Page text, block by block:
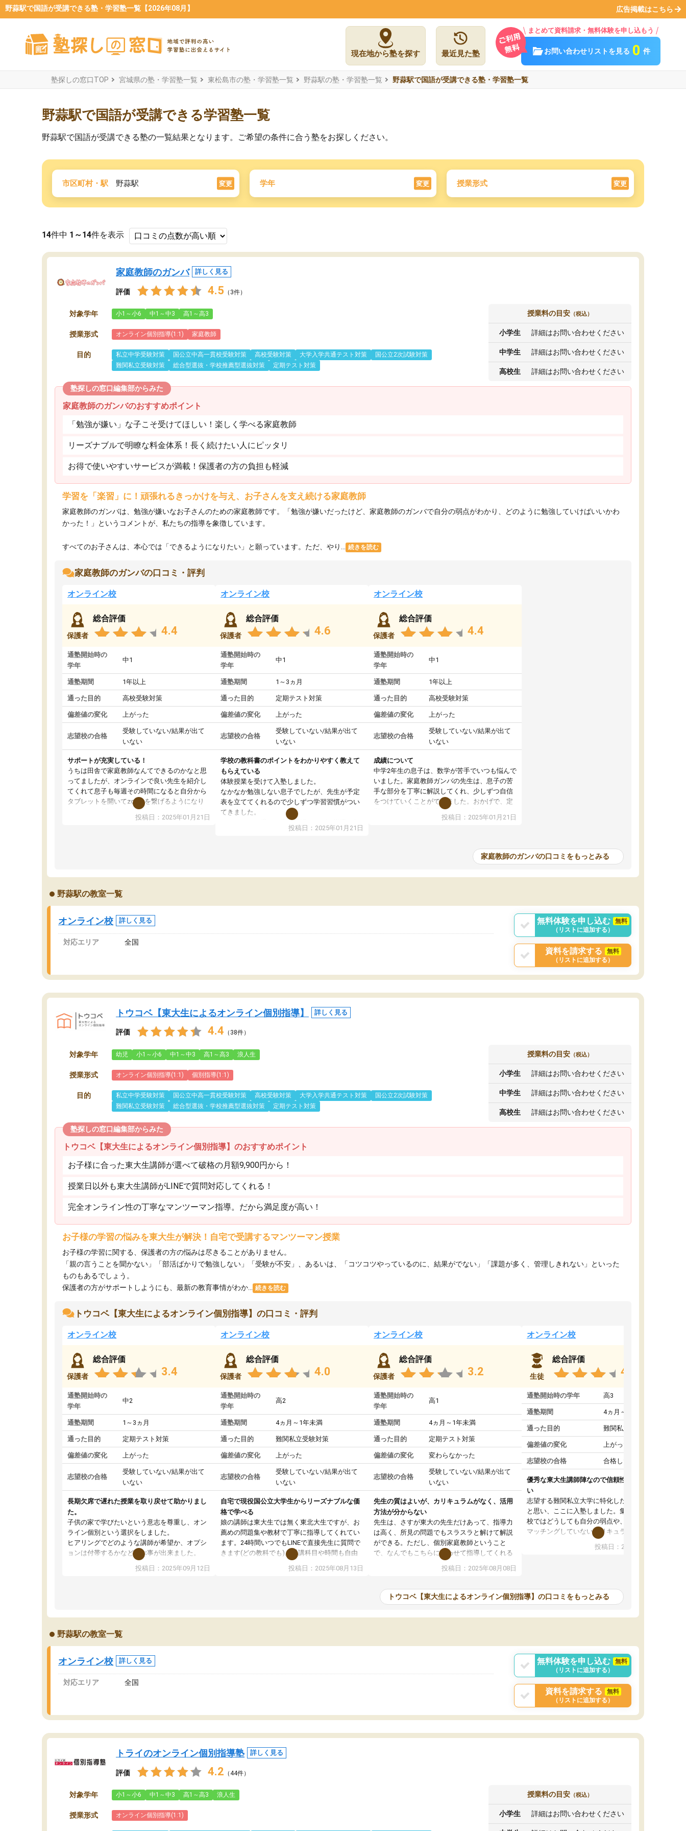
野蒜駅で国語が受講できる塾・学習塾一覧【2026年08月】 広告掲載はこちら
現在地から塾を探す 最近見た塾
まとめて資料請求・無料体験を申し込もう
お問い合わせリストを見る 0 件
塾探しの窓口TOP 宮城県の塾・学習塾一覧 東松島市の塾・学習塾一覧 野蒜駅の塾・学習塾一覧 野蒜駅で国語が受講できる塾・学習塾一覧
野蒜駅で国語が受講できる学習塾一覧
野蒜駅で国語が受講できる塾の一覧結果となります。ご希望の条件に合う塾をお探しください。
市区町村・駅 野蒜駅 変更 学年 変更 授業形式 変更
14件中 1～14件を表示
家庭教師のガンバ 詳しく見る
評価 4.5 （3件）
対象学年 小1～小6 中1～中3 高1～高3
授業形式 オンライン個別指導(1:1) 家庭教師
目的 私立中学受験対策 国公立中高一貫校受験対策 高校受験対策 大学入学共通テスト対策
国公立2次試験対策
難関私立受験対策
総合型選抜・学校推薦型選抜対策 定期テスト対策
授業料の目安 （税込）
小学生 詳細はお問い合わせください
中学生 詳細はお問い合わせください
高校生 詳細はお問い合わせください
塾探しの窓口編集部からみた
家庭教師のガンバのおすすめポイント
「勉強が嫌い」な子こそ受けてほしい！楽しく学べる家庭教師
リーズナブルで明瞭な料金体系！長く続けたい人にピッタリ
お得で使いやすいサービスが満載！保護者の方の負担も軽減
学習を「楽習」に！頑張れるきっかけを与え、お子さんを支え続ける家庭教師
家庭教師のガンバは、勉強が嫌いなお子さんのための家庭教師です。「勉強が嫌いだったけど、家庭教師のガンバで自分の弱点がわかり、どのように勉強していけばいいかわ
かった！」というコメントが、私たちの指導を象徴しています。
すべてのお子さんは、本心では「できるようになりたい」と願っています。ただ、やり... 続きを読む
家庭教師のガンバの口コミ・評判
オンライン校
保護者
総合評価
4.4
通塾開始時の
学年
中1
通塾期間 1年以上
通った目的 高校受験対策
偏差値の変化 上がった
志望校の合格
受験していない/結果が出て
いない
サポートが充実している！
うちは田舎で家庭教師なんてできるのかなと思
ってましたが、オンラインで良い先生を紹介し
てくれて息子も毎週その時間になると自分から
タブレットを開いてzoomを繋げるようになり
ました！5科目なんでもOKなのもとても気に入
投稿日：2025年01月21日
オンライン校
保護者
総合評価
4.6
通塾開始時の
学年
中1
通塾期間 1～3ヵ月
通った目的 定期テスト対策
偏差値の変化 上がった
志望校の合格
受験していない/結果が出て
いない
学校の教科書のポイントをわかりやすく教えて
もらえている
体験授業を受けて入塾しました。
なかなか勉強しない息子でしたが、先生が予定
表を立ててくれるので少しずつ学習習慣がつい
てきました。
オンラインで週に一度の受講ですが、指導が無
い日も予定表に基づいて勉強したり、LINEでわ
投稿日：2025年01月21日
オンライン校
保護者
総合評価
4.4
通塾開始時の
学年
中1
通塾期間 1年以上
通った目的 高校受験対策
偏差値の変化 上がった
志望校の合格
受験していない/結果が出て
いない
成績について
中学2年生の息子は、数学が苦手でいつも悩んで
いました。家庭教師ガンバの先生は、息子の苦
手な部分を丁寧に解説してくれ、少しずつ自信
をつけていくことができました。おかげで、定
期テストの成績が10点以上アップし、本人もと
投稿日：2025年01月21日
家庭教師のガンバの口コミをもっとみる
野蒜駅の教室一覧
オンライン校 詳しく見る
対応エリア 全国
無料体験を申し込む
無料
（リストに追加する）
資料を請求する
無料
（リストに追加する）
トウコベ【東大生によるオンライン個別指導】 詳しく見る
評価 4.4 （38件）
対象学年 幼児 小1～小6 中1～中3 高1～高3 浪人生
授業形式 オンライン個別指導(1:1) 個別指導(1:1)
目的 私立中学受験対策 国公立中高一貫校受験対策 高校受験対策 大学入学共通テスト対策
国公立2次試験対策
難関私立受験対策
総合型選抜・学校推薦型選抜対策 定期テスト対策
授業料の目安 （税込）
小学生 詳細はお問い合わせください
中学生 詳細はお問い合わせください
高校生 詳細はお問い合わせください
塾探しの窓口編集部からみた
トウコベ【東大生によるオンライン個別指導】のおすすめポイント
お子様に合った東大生講師が選べて破格の月額9,900円から！
授業日以外も東大生講師がLINEで質問対応してくれる！
完全オンライン性の丁寧なマンツーマン指導。だから満足度が高い！
お子様の学習の悩みを東大生が解決！自宅で受講するマンツーマン授業
お子様の学習に関する、保護者の方の悩みは尽きることがありません。
「親の言うことを聞かない」「部活ばかりで勉強しない」「受験が不安」、あるいは、「コツコツやっているのに、結果がでない」「課題が多く、管理しきれない」といった
ものもあるでしょう。
保護者の方がサポートしようにも、最新の教育事情がわか...
続きを読む
トウコベ【東大生によるオンライン個別指導】の口コミ・評判
オンライン校
保護者
総合評価
3.4
通塾開始時の
学年
中2
通塾期間 1～3ヵ月
通った目的 定期テスト対策
偏差値の変化 上がった
志望校の合格
受験していない/結果が出て
いない
長期欠席で遅れた授業を取り戻せて助かりまし
た。
子供の家で学びたいという意志を尊重し、オン
ライン個別という選択をしました。
ヒアリングでどのような講師が希望か、オプシ
ョンは付帯するかなど選ぶ事が出来ました。
講師とのマッチング後講師との初回ミーティン
グを行い、その講師で良いか他の講師を希望す
オンラインツールを使用した単語帳の共有があ
り宿題もそちらで出される形でした。
2ヶ月で担当講師の方がお辞めになると言う事で
講師変更の申し出があり、あまりに短期での変
更だった為、塾に通う事にして退会しました。
遅れも取り戻せ、授業内容や講師の方は良かっ
投稿日：2025年09月12日
オンライン校
保護者
総合評価
4.0
通塾開始時の
学年
高2
通塾期間 4ヵ月～1年未満
通った目的 難関私立受験対策
偏差値の変化 上がった
志望校の合格
受験していない/結果が出て
いない
自宅で現役国公立大学生からリーズナブルな価
格で学べる
娘の講師は東大生では無く東北大生ですが、お
薦めの問題集や教材で丁寧に指導してくれてい
ます。24時間いつでもLINEで直接先生に質問で
きます(どの教科でも)。受講科目や時間も自由
に決めれるので、個人に合った勉強ができると
思います。カリキュラム相談みたいなのがあり
ます。講師も合わなければチェンジできます
投稿日：2025年08月13日
オンライン校
保護者
総合評価
3.2
通塾開始時の
学年
高1
通塾期間 4ヵ月～1年未満
通った目的 定期テスト対策
偏差値の変化 変わらなかった
志望校の合格
受験していない/結果が出て
いない
先生の質はよいが、カリキュラムがなく、活用
方法が分からない
先生は、さすが東大の先生だけあって、指導力
は高く、所見の問題でもスラスラと解けて解説
ができる。ただし、個別家庭教師ということ
で、なんでもこちらに合わせて指導してくれる
のだが、具体的なカリキュラムがない。当方
は、授業の先取り学習をするため、学校の教科
いただいたが、1時間の時間を使って進められる
範囲は限られており、それであれば自学自習で
なく、上手い活用の仕方が分からず辞めること
投稿日：2025年08月08日
オンライン校
生徒
総合評価
4.4
通塾開始時の学年 高3
通塾期間 4ヵ月～1年未満
通った目的 難関私立受験対策
偏差値の変化 上がった
志望校の合格 合格した
優秀な東大生講師陣なので信頼性や安心感が高
い
志望する難関私立大学に特化した準備をしたい
と思い、ここに入塾しました。集団指導の予備
校ではどうしても自分の弱点や、志望校対策に
マッチングしていないカリキュラムに不安を感
また受験のノウハウを蓄積している優秀な東大
ツーマン指導によって、自分の志望校にふさわ
しいオリジナルのカリキュラムを提案してくれ
と感じました。
投稿日：2024年02月19日
トウコベ【東大生によるオンライン個別指導】の口コミをもっとみる
野蒜駅の教室一覧
オンライン校 詳しく見る
対応エリア 全国
無料体験を申し込む
無料
（リストに追加する）
資料を請求する
無料
（リストに追加する）
トライのオンライン個別指導塾 詳しく見る
評価 4.2 （44件）
対象学年 小1～小6 中1～中3 高1～高3 浪人生
授業形式 オンライン個別指導(1:1)
授業料の目安 （税込）
小学生 詳細はお問い合わせください